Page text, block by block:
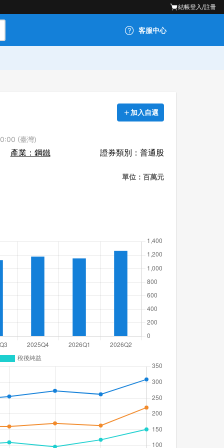
結帳登入/註冊
客服中心
加入自選
(臺灣)
產業：鋼鐵 證券類別：普通股
單位：百萬元